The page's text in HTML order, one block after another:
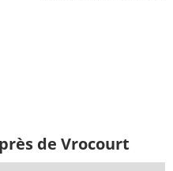
de Vrocourt